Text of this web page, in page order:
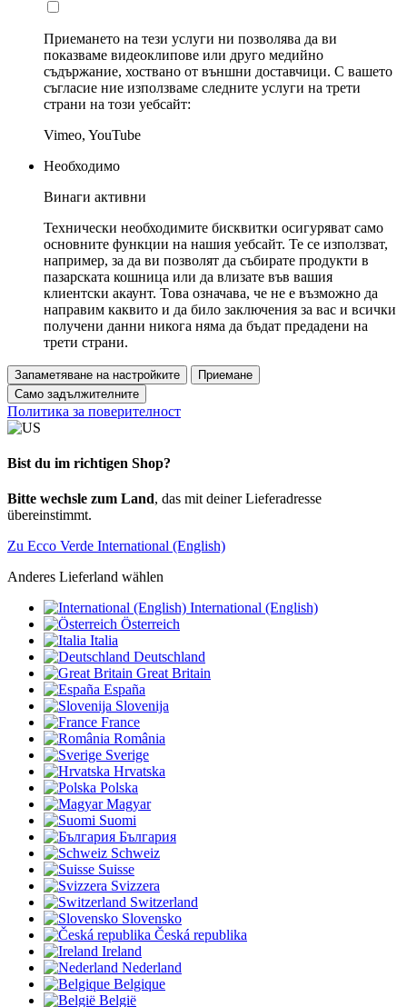
Приемането на тези услуги ни позволява да ви
показваме видеоклипове или друго медийно
съдържание, хоствано от външни доставчици. С вашето
съгласие ние използваме следните услуги на трети
страни на този уебсайт:
Vimeo, YouTube
Необходимо
Винаги активни
Технически необходимите бисквитки осигуряват само
основните функции на нашия уебсайт. Те се използват,
например, за да ви позволят да събирате продукти в
пазарската кошница или да влизате във вашия
клиентски акаунт. Това означава, че не е възможно да
направим каквито и да било заключения за вас и всички
получени данни никога няма да бъдат предадени на
трети страни.
Запаметяване на настройките
Приемане
Само задължителните
Политика за поверителност
Bist du im richtigen Shop?
Bitte wechsle zum Land, das mit deiner Lieferadresse
übereinstimmt.
Zu Ecco Verde International (English)
Anderes Lieferland wählen
International (English)
Österreich
Italia
Deutschland
Great Britain
España
Slovenija
France
România
Sverige
Hrvatska
Polska
Magyar
Suomi
България
Schweiz
Suisse
Svizzera
Switzerland
Slovensko
Česká republika
Ireland
Nederland
Belgique
België